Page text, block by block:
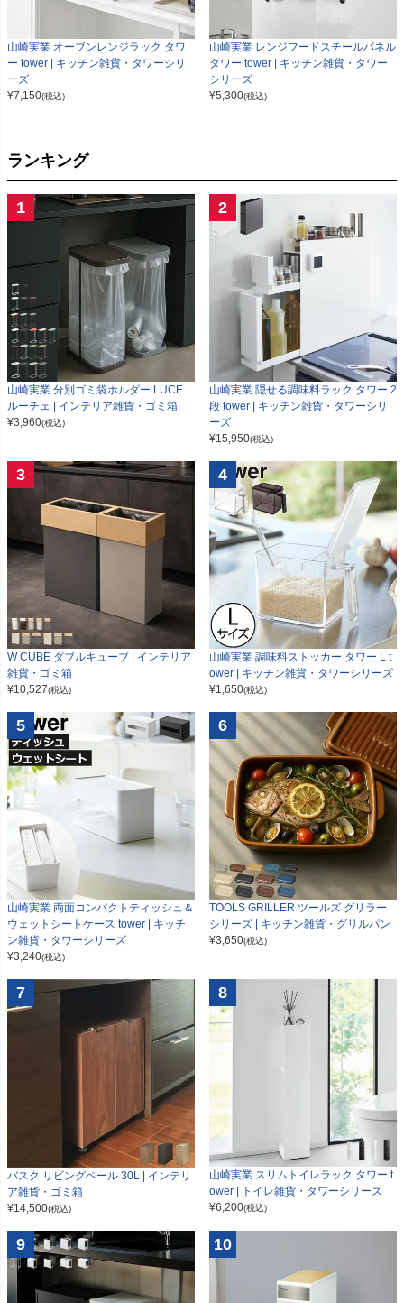
山崎実業 オーブンレンジラック タワ
ー tower | キッチン雑貨・タワーシリ
ーズ
¥7,150(税込)
山崎実業 レンジフードスチールパネル
タワー tower | キッチン雑貨・タワー
シリーズ
¥5,300(税込)
ランキング
1
山崎実業 分別ゴミ袋ホルダー LUCE
ルーチェ | インテリア雑貨・ゴミ箱
¥3,960(税込)
2
山崎実業 隠せる調味料ラック タワー 2
段 tower | キッチン雑貨・タワーシリ
ーズ
¥15,950(税込)
3
W CUBE ダブルキューブ | インテリア
雑貨・ゴミ箱
¥10,527(税込)
4
山崎実業 調味料ストッカー タワー L t
ower | キッチン雑貨・タワーシリーズ
¥1,650(税込)
5
山崎実業 両面コンパクトティッシュ＆
ウェットシートケース tower | キッチ
ン雑貨・タワーシリーズ
¥3,240(税込)
6
TOOLS GRILLER ツールズ グリラー
シリーズ | キッチン雑貨・グリルパン
¥3,650(税込)
7
バスク リビングペール 30L | インテリ
ア雑貨・ゴミ箱
¥14,500(税込)
8
山崎実業 スリムトイレラック タワー t
ower | トイレ雑貨・タワーシリーズ
¥6,200(税込)
9 10